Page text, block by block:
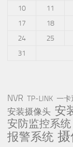
10
11
17
18
24
25
31
NVR TP-LINK 一卡
安装摄像头 安
安防监控系统
报警系统